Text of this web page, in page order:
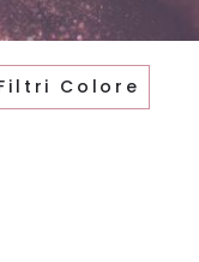
Colore